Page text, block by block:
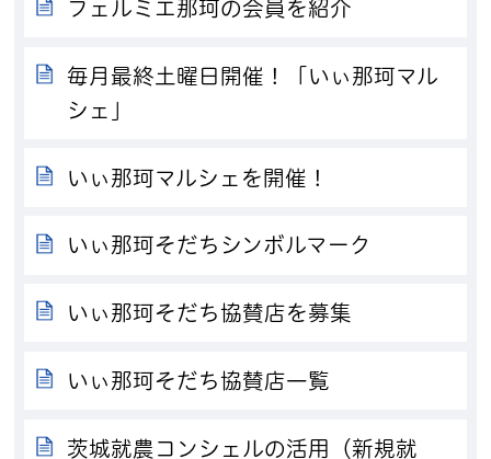
フェルミエ那珂の会員を紹介
毎月最終土曜日開催！「いぃ那珂マル
シェ」
いぃ那珂マルシェを開催！
いぃ那珂そだちシンボルマーク
いぃ那珂そだち協賛店を募集
いぃ那珂そだち協賛店一覧
茨城就農コンシェルの活用（新規就